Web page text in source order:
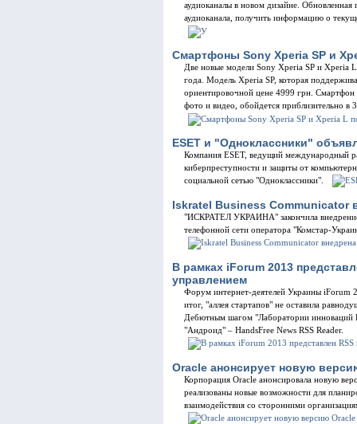
аудиоканалы в новом дизайне.
аудиоканала, получить информацию о
Смартфоны Sony Xperia SP и
Две новые модели Sony Xperia SP и Xperia
года. Модель Xperia SP, которая
ориентировочной цене 4999 грн.
фото и видео, обойдется приблизительно в
ESET и "Одноклассники"
Компания ESET, ведущий международный
киберпреступности и защиты от
социальной сетью "Одноклассники".
Iskratel Business Communicator
"ИСКРАТЕЛ УКРАИНА" закончила
телефонной сети оператора "Комстар-
В рамках iForum 2013
управлением
Форум интернет-деятелей Украины iForum
итог, "аллея стартапов" не оставила
Дебютным шагом "Лаборатории инноваций
"Андроид" – HandsFree News RSS Reader.
Oracle анонсирует новую
Корпорация Oracle анонсировала новую
реализованы новые возможности для
взаимодействия со сторонними